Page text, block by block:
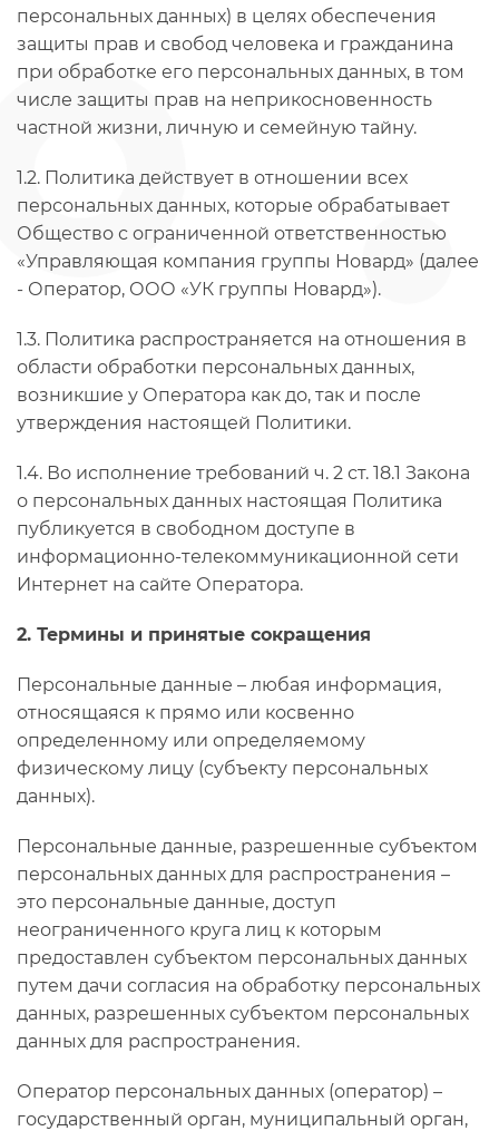
персональных данных) в целях обеспечения
защиты прав и свобод человека и гражданина
при обработке его персональных данных, в том
числе защиты прав на неприкосновенность
частной жизни, личную и семейную тайну.
1.2. Политика действует в отношении всех
персональных данных, которые обрабатывает
Общество с ограниченной ответственностью
«Управляющая компания группы Новард» (далее
- Оператор, ООО «УК группы Новард»).
1.3. Политика распространяется на отношения в
области обработки персональных данных,
возникшие у Оператора как до, так и после
утверждения настоящей Политики.
1.4. Во исполнение требований ч. 2 ст. 18.1 Закона
о персональных данных настоящая Политика
публикуется в свободном доступе в
информационно-телекоммуникационной сети
Интернет на сайте Оператора.
2. Термины и принятые сокращения
Персональные данные – любая информация,
относящаяся к прямо или косвенно
определенному или определяемому
физическому лицу (субъекту персональных
данных).
Персональные данные, разрешенные субъектом
персональных данных для распространения –
это персональные данные, доступ
неограниченного круга лиц к которым
предоставлен субъектом персональных данных
путем дачи согласия на обработку персональных
данных, разрешенных субъектом персональных
данных для распространения.
Оператор персональных данных (оператор) –
государственный орган, муниципальный орган,